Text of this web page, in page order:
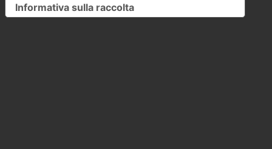
Informativa sulla raccolta